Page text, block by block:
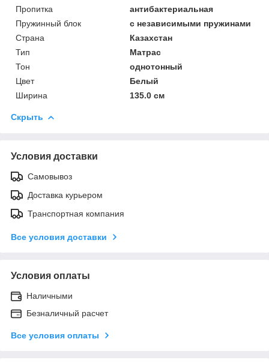
Пропитка
антибактериальная
Пружинный блок
с независимыми пружинами
Страна
Казахстан
Тип
Матрас
Тон
однотонный
Цвет
Белый
Ширина
135.0 см
Скрыть
Условия доставки
Самовывоз
Доставка курьером
Транспортная компания
Все условия доставки
Условия оплаты
Наличными
Безналичный расчет
Все условия оплаты